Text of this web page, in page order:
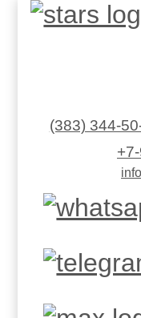
(383) 344-